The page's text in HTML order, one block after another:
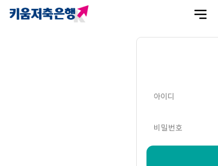
전
체
아이디
비밀번호